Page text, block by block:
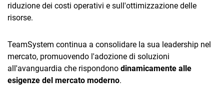
riduzione dei costi operativi e sull'ottimizzazione delle
risorse.
TeamSystem continua a consolidare la sua leadership nel
mercato, promuovendo l'adozione di soluzioni
all'avanguardia che rispondono dinamicamente alle
esigenze del mercato moderno.